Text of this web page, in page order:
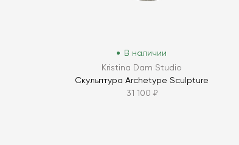
В наличии
Kristina Dam Studio
Скульптура Archetype Sculpture
31 100 ₽